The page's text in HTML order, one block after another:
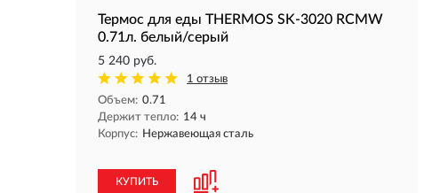
Термос для еды THERMOS SK-3020 RCMW
0.71л. белый/серый
5 240 руб.
1 отзыв
Объем: 0.71
Держит тепло: 14 ч
Корпус: Нержавеющая сталь
КУПИТЬ